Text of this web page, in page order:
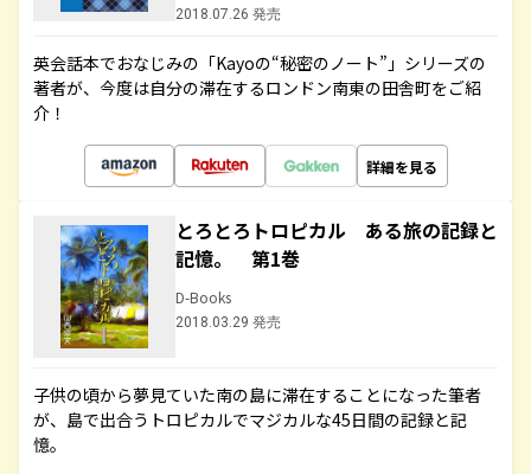
2018.07.26 発売
英会話本でおなじみの「Kayoの“秘密のノート”」シリーズの
著者が、今度は自分の滞在するロンドン南東の田舎町をご紹
介！
詳細を見る
とろとろトロピカル ある旅の記録と
記憶。 第1巻
D-Books
2018.03.29 発売
子供の頃から夢見ていた南の島に滞在することになった筆者
が、島で出合うトロピカルでマジカルな45日間の記録と記
憶。